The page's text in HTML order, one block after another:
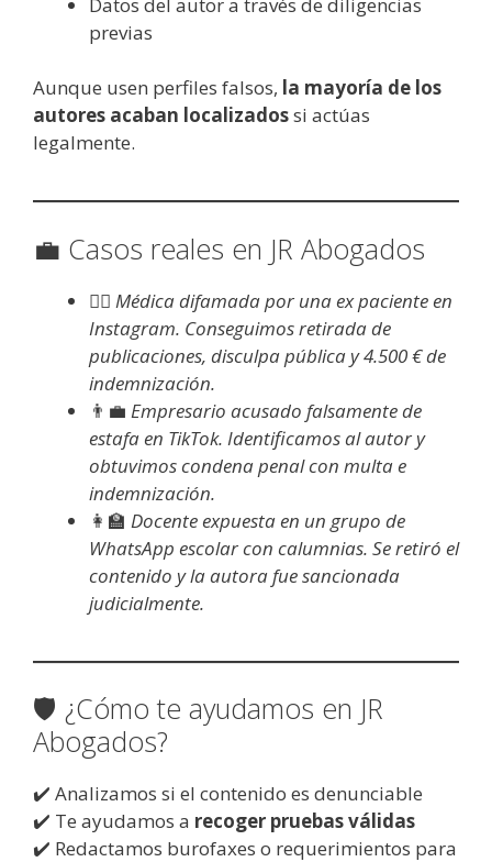
previas
Aunque usen perfiles falsos, la mayoría de los
autores acaban localizadossi actúas
legalmente.
💼 Casos reales en JR Abogados
👩‍⚕️ Médica difamada por una ex paciente en
Instagram. Conseguimos retirada de
publicaciones, disculpa pública y 4.500 € de
indemnización.
👨‍💼 Empresario acusado falsamente de
estafa en TikTok. Identificamos al autor y
obtuvimos condena penal con multa e
indemnización.
👩‍🏫 Docente expuesta en un grupo de
WhatsApp escolar con calumnias. Se retiró el
contenido y la autora fue sancionada
judicialmente.
🛡️ ¿Cómo te ayudamos en JR
Abogados?
✔️ Analizamos si el contenido es denunciable
✔️ Te ayudamos a recoger pruebas válidas
✔️ Redactamos burofaxes o requerimientos para